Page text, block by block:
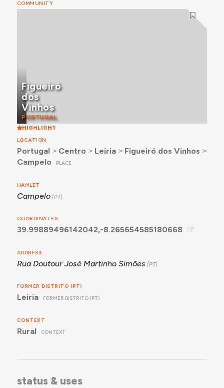
COMMUNITY
Figueiró
dos
Vinhos
PORTUGAL
HIGHLIGHT
LOCATION
Portugal ˃ Centro ˃ Leiria˃ Figueiró dos Vinhos ˃
Campelo
PLACE
HAMLET
Campelo
COORDINATES
39.99889496142042,-8.265654585180668
ADDRESS
Rua Doutour José Martinho Simões
FORMER DISTRITO (PT)
Leiria FORMER DISTRITO (PT)
CONTEXT
Rural CONTEXT
status & uses